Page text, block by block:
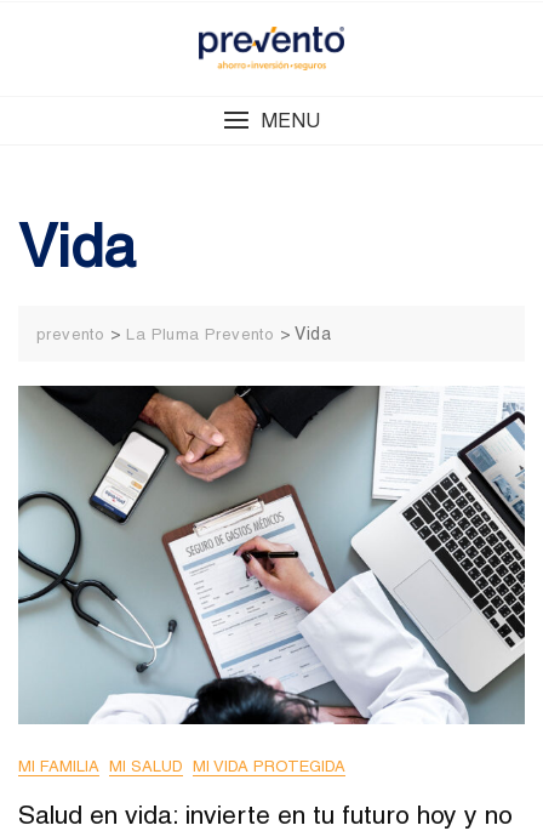
MENU
Vida
prevento > La Pluma Prevento >Vida
MI FAMILIA MI SALUD MI VIDA PROTEGIDA
Salud en vida: invierte en tu futuro hoy y no